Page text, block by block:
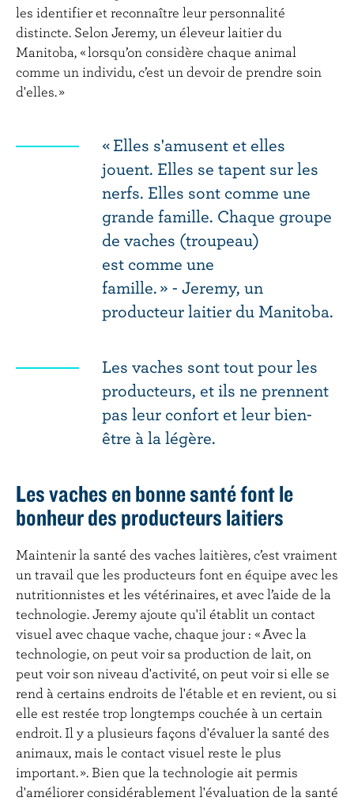
les identifier et reconnaître leur personnalité
distincte. Selon Jeremy, un éleveur laitier du
Manitoba, « lorsqu’on considère chaque animal
comme un individu, c’est un devoir de prendre soin
d'elles. »
« Elles s'amusent et elles
jouent. Elles se tapent sur les
nerfs. Elles sont comme une
grande famille. Chaque groupe
de vaches (troupeau)
est comme une
famille. » - Jeremy, un
producteur laitier du Manitoba.
Les vaches sont tout pour les
producteurs, et ils ne prennent
pas leur confort et leur bien-
être à la légère.
Les vaches en bonne santé font le
bonheur des producteurs laitiers
Maintenir la santé des vaches laitières, c’est vraiment
un travail que les producteurs font en équipe avec les
nutritionnistes et les vétérinaires, et avec l’aide de la
technologie. Jeremy ajoute qu'il établit un contact
visuel avec chaque vache, chaque jour : « Avec la
technologie, on peut voir sa production de lait, on
peut voir son niveau d'activité, on peut voir si elle se
rend à certains endroits de l'étable et en revient, ou si
elle est restée trop longtemps couchée à un certain
endroit. Il y a plusieurs façons d'évaluer la santé des
animaux, mais le contact visuel reste le plus
important. ». Bien que la technologie ait permis
d'améliorer considérablement l'évaluation de la santé